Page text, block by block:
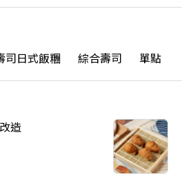
司日式飯糰 綜合壽司 單點
造